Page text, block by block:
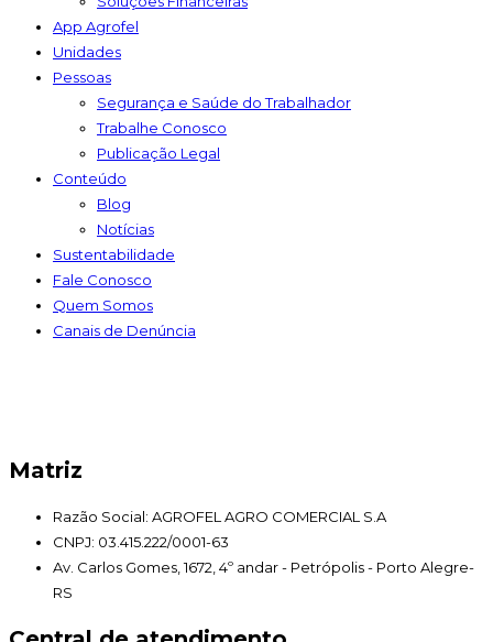
App Agrofel
Unidades
Pessoas
Segurança e Saúde do Trabalhador
Trabalhe Conosco
Publicação Legal
Conteúdo
Blog
Notícias
Sustentabilidade
Fale Conosco
Quem Somos
Canais de Denúncia
Matriz
Razão Social: AGROFEL AGRO COMERCIAL S.A
CNPJ: 03.415.222/0001-63
Av. Carlos Gomes, 1672, 4º andar - Petrópolis - Porto Alegre-
RS